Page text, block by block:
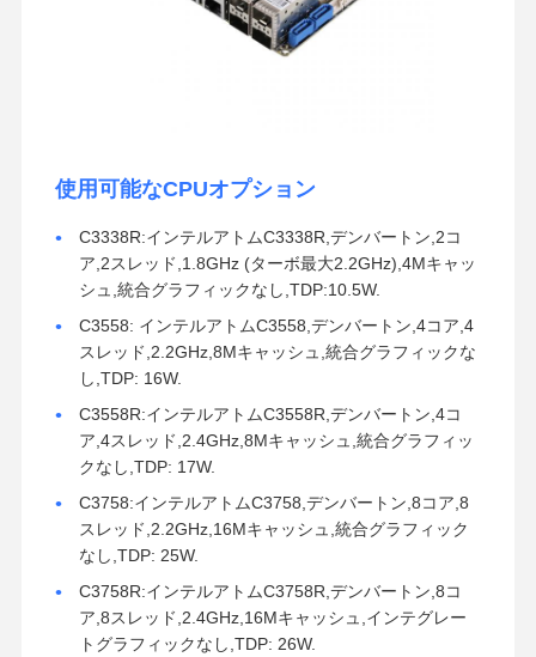
使用可能なCPUオプション
C3338R:インテルアトムC3338R,デンバートン,2コ
ア,2スレッド,1.8GHz (ターボ最大2.2GHz),4Mキャッ
シュ,統合グラフィックなし,TDP:10.5W.
C3558: インテルアトムC3558,デンバートン,4コア,4
スレッド,2.2GHz,8Mキャッシュ,統合グラフィックな
し,TDP: 16W.
C3558R:インテルアトムC3558R,デンバートン,4コ
ア,4スレッド,2.4GHz,8Mキャッシュ,統合グラフィッ
クなし,TDP: 17W.
C3758:インテルアトムC3758,デンバートン,8コア,8
スレッド,2.2GHz,16Mキャッシュ,統合グラフィック
なし,TDP: 25W.
C3758R:インテルアトムC3758R,デンバートン,8コ
ア,8スレッド,2.4GHz,16Mキャッシュ,インテグレー
トグラフィックなし,TDP: 26W.